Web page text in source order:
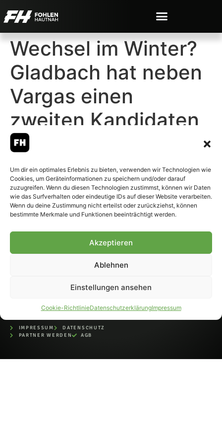
Um dir ein optimales Erlebnis zu bieten, verwenden wir Technologien wie
Cookies, um Geräteinformationen zu speichern und/oder darauf
zuzugreifen. Wenn du diesen Technologien zustimmst, können wir Daten
wie das Surfverhalten oder eindeutige IDs auf dieser Website verarbeiten.
Wenn du deine Zustimmung nicht erteilst oder zurückziehst, können
bestimmte Merkmale und Funktionen beeinträchtigt werden.
Akzeptieren
Ablehnen
Einstellungen ansehen
Cookie-RichtlinieDatenschutzerklärungImpressum
Wechsel im Winter?
Gladbach hat neben
Vargas einen
zweiten Kandidaten
© 2007-2026 Fohlen-Hautnah.de
– Alle rechte vorbehalten.
Fohlen-Hautnah.de ist ein
offiziell eingetragenes Magazin
IMPRESSUM
DATENSCHUTZ
PARTNER WERDEN
AGB